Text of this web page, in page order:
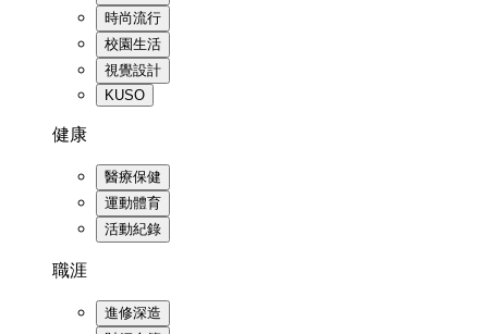
時尚流行
校園生活
視覺設計
KUSO
健康
醫療保健
運動體育
活動紀錄
職涯
進修深造